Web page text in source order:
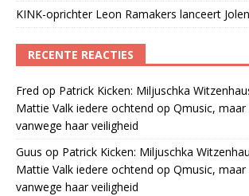
KINK-oprichter Leon Ramakers lanceert
RECENTE REACTIES
Fred op Patrick Kicken: Miljuschka
Mattie Valk iedere ochtend op Qmusic,
vanwege haar veiligheid
Guus op Patrick Kicken: Miljuschka
Mattie Valk iedere ochtend op Qmusic,
vanwege haar veiligheid